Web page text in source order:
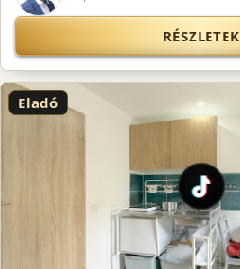
RÉSZLETEK
Eladó